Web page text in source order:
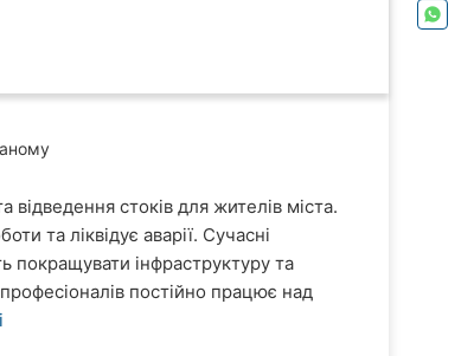
стоків для жителів міста.
та ліквідує аварії. Сучасні
покращувати інфраструктуру та
постійно працює над